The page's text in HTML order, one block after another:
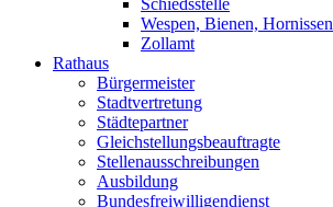
Schiedsstelle
Wespen, Bienen, Hornissen
Zollamt
Rathaus
Bürgermeister
Stadtvertretung
Städtepartner
Gleichstellungsbeauftragte
Stellenausschreibungen
Ausbildung
Bundesfreiwilligendienst